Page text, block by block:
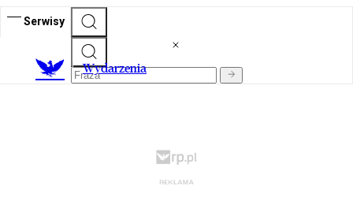
Serwisy
Wydarzenia